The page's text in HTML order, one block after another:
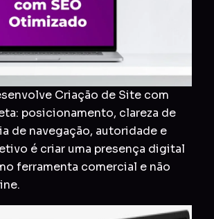
Criação de Site com
posicionamento, clareza de
de navegação, autoridade e
é criar uma presença digital
ferramenta comercial e não